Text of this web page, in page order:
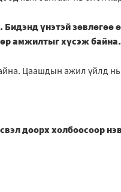
үнэтэй зөвлөгөө
амжилтыг хүсэж байна.
Цаашдын ажил үйлд
доорх холбоосоор